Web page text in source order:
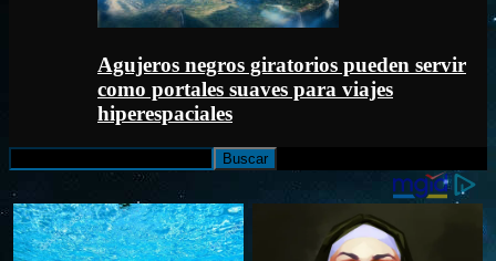
Agujeros negros giratorios pueden servir
como portales suaves para viajes
hiperespaciales